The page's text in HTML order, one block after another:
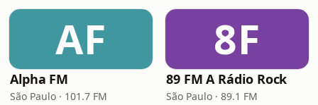
AF
Alpha FM
São Paulo · 101.7 FM
8F
89 FM A Rádio Rock
São Paulo · 89.1 FM